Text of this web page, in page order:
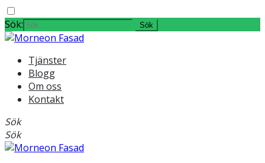
Sök:
Tjänster
Blogg
Om oss
Kontakt
Sök
Sök